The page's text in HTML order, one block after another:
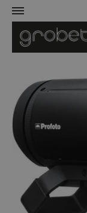
Fotocamera
Objectieven
Video
Tassen